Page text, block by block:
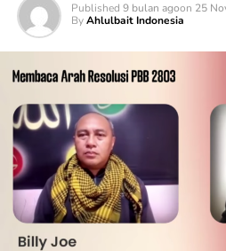
Published 9 bulan agoon 25
By Ahlulbait Indonesia